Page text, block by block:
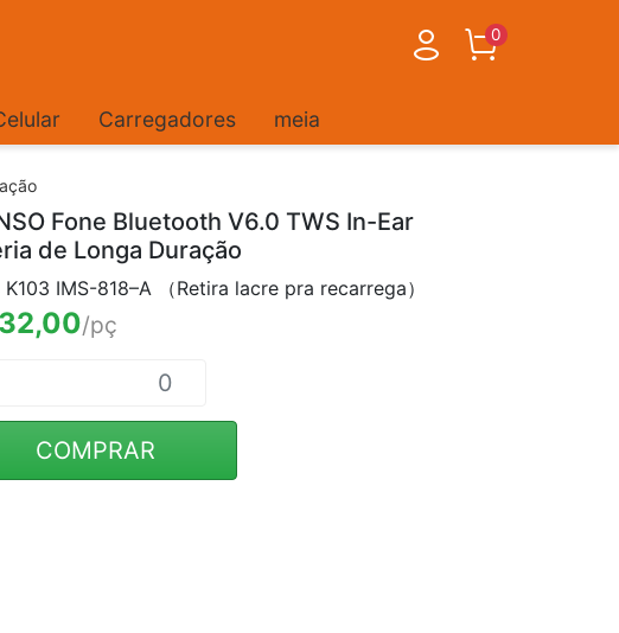
0
Carregadores meia
Fone Bluetooth V6.0 TWS In-Ear
de Longa Duração
K103 IMS-818–A （Retira lacre pra recarrega）
/pç
COMPRAR